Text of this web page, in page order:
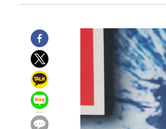
2시간 전 >11시간 압수수색에 성접대 파
후임
-20121초 전 >
이강인, 폭염 속 AT마드
-17260초 전 >
미 사업체 일자리, 7월에
하향수정 (2보)
-16708초 전 >
[속보] 미 사업체, 일자리
-12571초 전 >
[속보]이 대통령 "부동산
실천"
-11656초 전 >
이란, "오만과 '중앙 단일
운드는 임시"
-3224초 전 >
"낮 기온 소폭 하락"…수도